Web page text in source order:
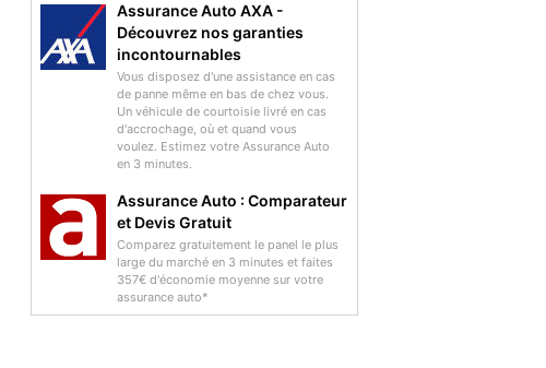
Assurance Auto AXA -
Découvrez nos garanties
incontournables
Vous disposez d'une assistance en cas
de panne même en bas de chez vous.
Un véhicule de courtoisie livré en cas
d'accrochage, où et quand vous
voulez. Estimez votre Assurance Auto
en 3 minutes.
Assurance Auto : Comparateur
et Devis Gratuit
Comparez gratuitement le panel le plus
large du marché en 3 minutes et faites
357€ d'économie moyenne sur votre
assurance auto*